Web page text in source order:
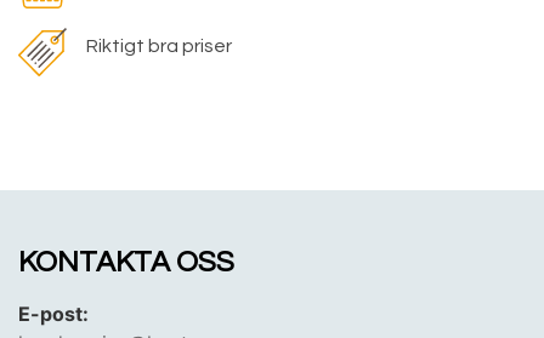
Riktigt bra priser
KONTAKTA OSS
E-post: